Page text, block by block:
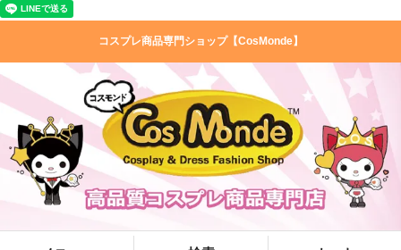
コスプレ商品専門ショップ【CosMonde】